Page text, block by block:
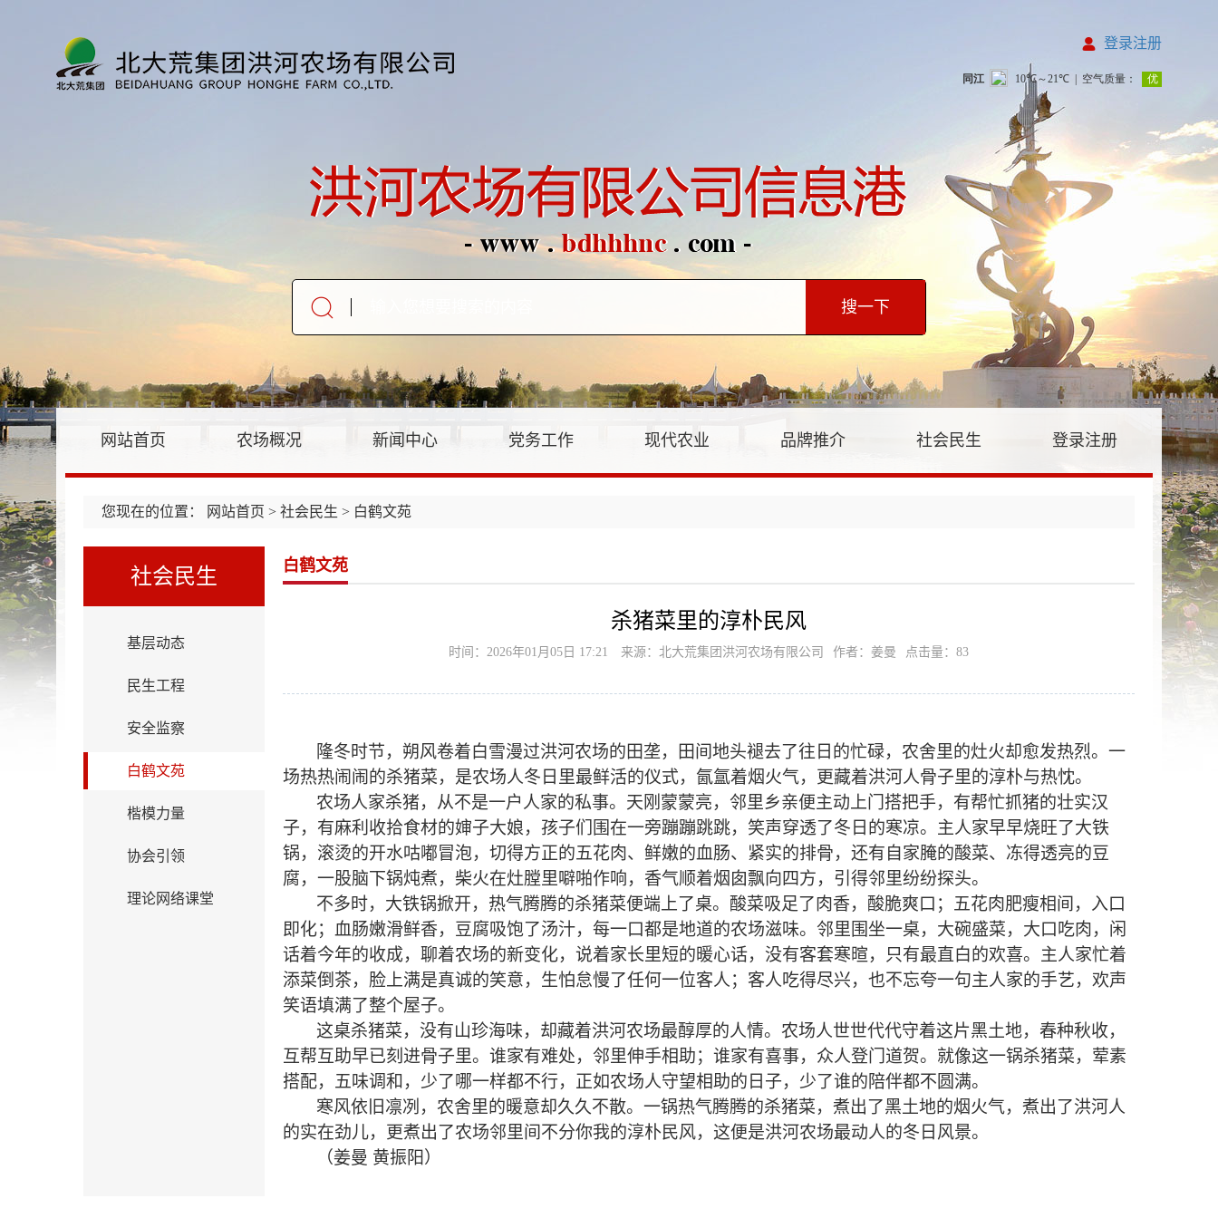
登录注册
搜一下
网站首页 农场概况 新闻中心 党务工作 现代农业 品牌推介 社会民生 登录注册
您现在的位置： 网站首页 > 社会民生 > 白鹤文苑
社会民生
基层动态
民生工程
安全监察
白鹤文苑
楷模力量
协会引领
理论网络课堂
白鹤文苑
杀猪菜里的淳朴民风
时间：2026年01月05日 17:21 来源：北大荒集团洪河农场有限公司 作者：姜曼 点击量： 83
隆冬时节，朔风卷着白雪漫过洪河农场的田垄，田间地头褪去了往日的忙碌，农舍里的灶火却愈发热烈。一
场热热闹闹的杀猪菜，是农场人冬日里最鲜活的仪式，氤氲着烟火气，更藏着洪河人骨子里的淳朴与热忱。
农场人家杀猪，从不是一户人家的私事。天刚蒙蒙亮，邻里乡亲便主动上门搭把手，有帮忙抓猪的壮实汉
子，有麻利收拾食材的婶子大娘，孩子们围在一旁蹦蹦跳跳，笑声穿透了冬日的寒凉。主人家早早烧旺了大铁
锅， 滚烫的开水咕嘟冒泡，切得方正的五花肉、鲜嫩的血肠、紧实的排骨，还有自家腌的酸菜、冻得透亮的豆
腐，一股脑下锅炖煮，柴火在灶膛里噼啪作响，香气顺着烟囱飘向四方，引得邻里纷纷探头。
不多时，大铁锅掀开，热气腾腾的杀猪菜便端上了桌。酸菜吸足了肉香，酸脆爽口；五花肉肥瘦相间，入口
即化；血肠嫩滑鲜香，豆腐吸饱了汤汁，每一口都是地道的农场滋味。邻里围坐一桌，大碗盛菜，大口吃肉，闲
话着今年的收成，聊着农场的新变化，说着家长里短的暖心话，没有客套寒暄，只有最直白的欢喜。主人家忙着
添菜倒茶，脸上满是真诚的笑意，生怕怠慢了任何一位客人；客人吃得尽兴，也不忘夸一句主人家的手艺，欢声
笑语填满了整个屋子。
这桌杀猪菜，没有山珍海味，却藏着洪河农场最醇厚的人情。农场人世世代代守着这片黑土地，春种秋收，
互帮互助早已刻进骨子里。谁家有难处，邻里伸手相助；谁家有喜事，众人登门道贺。就像这一锅杀猪菜，荤素
搭配，五味调和，少了哪一样都不行，正如农场人守望相助的日子，少了谁的陪伴都不圆满。
寒风依旧凛冽，农舍里的暖意却久久不散。一锅热气腾腾的杀猪菜，煮出了黑土地的烟火气，煮出了洪河人
的实在劲儿，更煮出了农场邻里间不分你我的淳朴民风，这便是洪河农场最动人的冬日风景。
（姜曼 黄振阳 ）